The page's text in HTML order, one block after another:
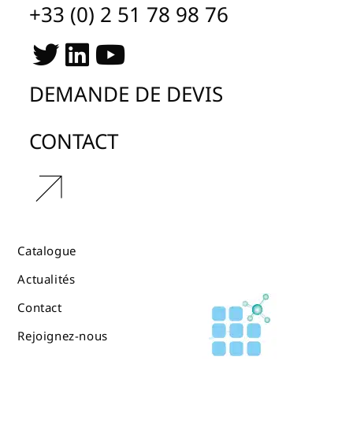
+33 (0) 2 51 78 98 76
DEMANDE DE DEVIS
CONTACT
r
Catalogue
Actualités
Contact
Rejoignez-nous